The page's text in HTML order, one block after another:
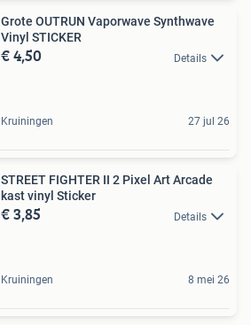
Grote OUTRUN Vaporwave Synthwave
Vinyl STICKER
€ 4,50 Details
Kruiningen 27 jul 26
STREET FIGHTER II 2 Pixel Art Arcade
kast vinyl Sticker
€ 3,85 Details
Kruiningen 8 mei 26